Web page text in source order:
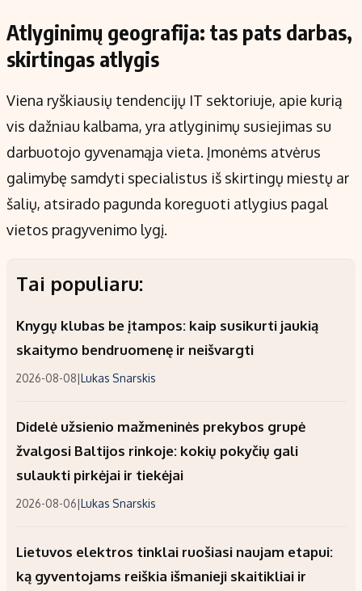
Atlyginimų geografija: tas pats darbas,
skirtingas atlygis
Viena ryškiausių tendencijų IT sektoriuje, apie kurią
vis dažniau kalbama, yra atlyginimų susiejimas su
darbuotojo gyvenamąja vieta. Įmonėms atvėrus
galimybę samdyti specialistus iš skirtingų miestų ar
šalių, atsirado pagunda koreguoti atlygius pagal
vietos pragyvenimo lygį.
Tai populiaru:
Knygų klubas be įtampos: kaip susikurti jaukią
skaitymo bendruomenę ir neišvargti
2026-08-08|Lukas Snarskis
Didelė užsienio mažmeninės prekybos grupė
žvalgosi Baltijos rinkoje: kokių pokyčių gali
sulaukti pirkėjai ir tiekėjai
2026-08-06|Lukas Snarskis
Lietuvos elektros tinklai ruošiasi naujam etapui:
ką gyventojams reiškia išmanieji skaitikliai ir